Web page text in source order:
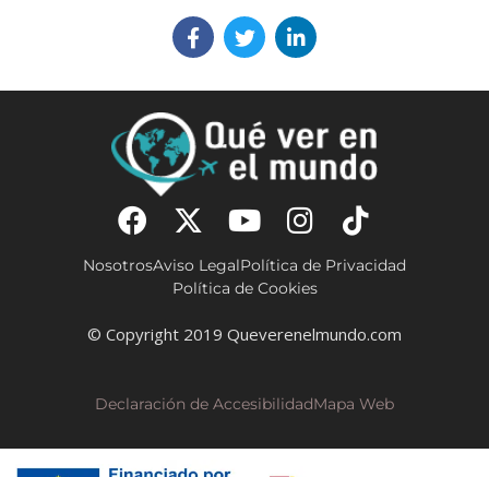
NosotrosAviso LegalPolítica de Privacidad
Política de Cookies
© Copyright 2019 Queverenelmundo.com
Declaración de AccesibilidadMapa Web